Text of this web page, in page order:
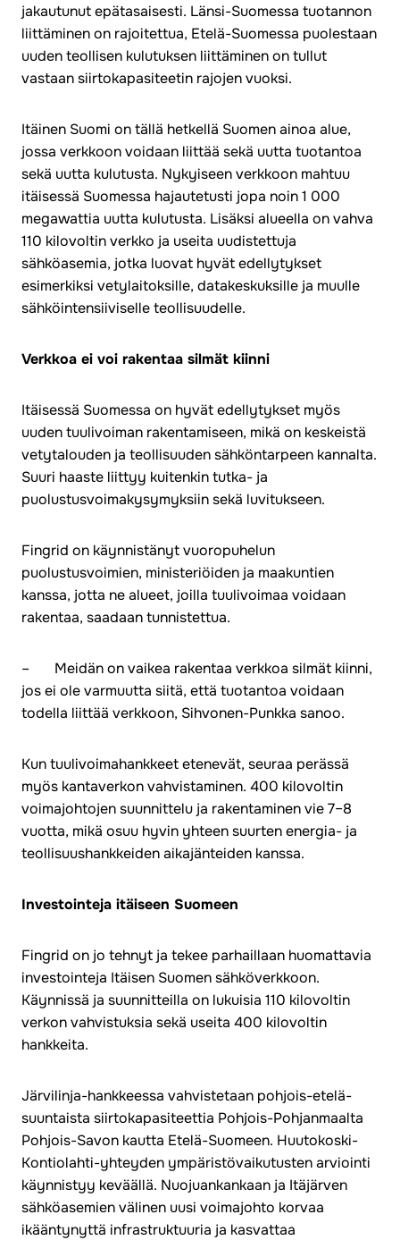
jakautunut epätasaisesti. Länsi-Suomessa tuotannon
liittäminen on rajoitettua, Etelä-Suomessa puolestaan
uuden teollisen kulutuksen liittäminen on tullut
vastaan siirtokapasiteetin rajojen vuoksi.
Itäinen Suomi on tällä hetkellä Suomen ainoa alue,
jossa verkkoon voidaan liittää sekä uutta tuotantoa
sekä uutta kulutusta. Nykyiseen verkkoon mahtuu
itäisessä Suomessa hajautetusti jopa noin 1 000
megawattia uutta kulutusta. Lisäksi alueella on vahva
110 kilovoltin verkko ja useita uudistettuja
sähköasemia, jotka luovat hyvät edellytykset
esimerkiksi vetylaitoksille, datakeskuksille ja muulle
sähköintensiiviselle teollisuudelle.
Verkkoa ei voi rakentaa silmät kiinni
Itäisessä Suomessa on hyvät edellytykset myös
uuden tuulivoiman rakentamiseen, mikä on keskeistä
vetytalouden ja teollisuuden sähköntarpeen kannalta.
Suuri haaste liittyy kuitenkin tutka- ja
puolustusvoimakysymyksiin sekä luvitukseen.
Fingrid on käynnistänyt vuoropuhelun
puolustusvoimien, ministeriöiden ja maakuntien
kanssa, jotta ne alueet, joilla tuulivoimaa voidaan
rakentaa, saadaan tunnistettua.
– Meidän on vaikea rakentaa verkkoa silmät kiinni,
jos ei ole varmuutta siitä, että tuotantoa voidaan
todella liittää verkkoon, Sihvonen-Punkka sanoo.
Kun tuulivoimahankkeet etenevät, seuraa perässä
myös kantaverkon vahvistaminen. 400 kilovoltin
voimajohtojen suunnittelu ja rakentaminen vie 7–8
vuotta, mikä osuu hyvin yhteen suurten energia- ja
teollisuushankkeiden aikajänteiden kanssa.
Investointeja itäiseen Suomeen
Fingrid on jo tehnyt ja tekee parhaillaan huomattavia
investointeja Itäisen Suomen sähköverkkoon.
Käynnissä ja suunnitteilla on lukuisia 110 kilovoltin
verkon vahvistuksia sekä useita 400 kilovoltin
hankkeita.
Järvilinja-hankkeessa vahvistetaan pohjois-etelä-
suuntaista siirtokapasiteettia Pohjois-Pohjanmaalta
Pohjois-Savon kautta Etelä-Suomeen. Huutokoski-
Kontiolahti-yhteyden ympäristövaikutusten arviointi
käynnistyy keväällä. Nuojuankankaan ja Itäjärven
sähköasemien välinen uusi voimajohto korvaa
ikääntynyttä infrastruktuuria ja kasvattaa